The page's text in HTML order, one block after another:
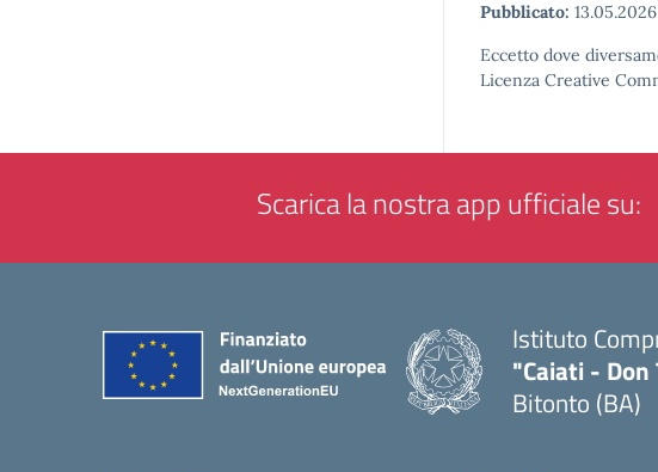
Pubblicato: 13.05.2026
Eccetto dove
Licenza Creative
Scarica la nostra app ufficiale su:
Istituto
"Caiati -
Bitonto (BA)